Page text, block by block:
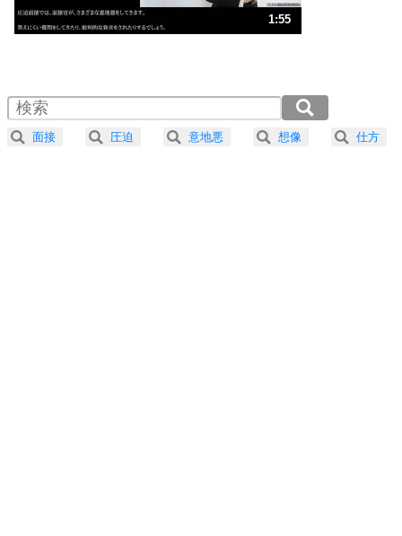
人生、なんとかなるもの。
気楽に生きる30の方法
4 器の大きい人は、怒りを優しさで表現する。
プラス思考
1:55
2.0倍速 （226KB 57秒）
2.5倍速 （181KB 46秒）
3.0倍速 （151KB 38秒）
面接 圧迫 意地悪 想像 仕方